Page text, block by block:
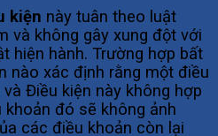
kiện này tuân theo luật
và không gây xung đột với
hiện hành. Trường hợp bất
nào xác định rằng một điều
Điều kiện này không hợp
khoản đó sẽ không ảnh
các điều khoản còn lại